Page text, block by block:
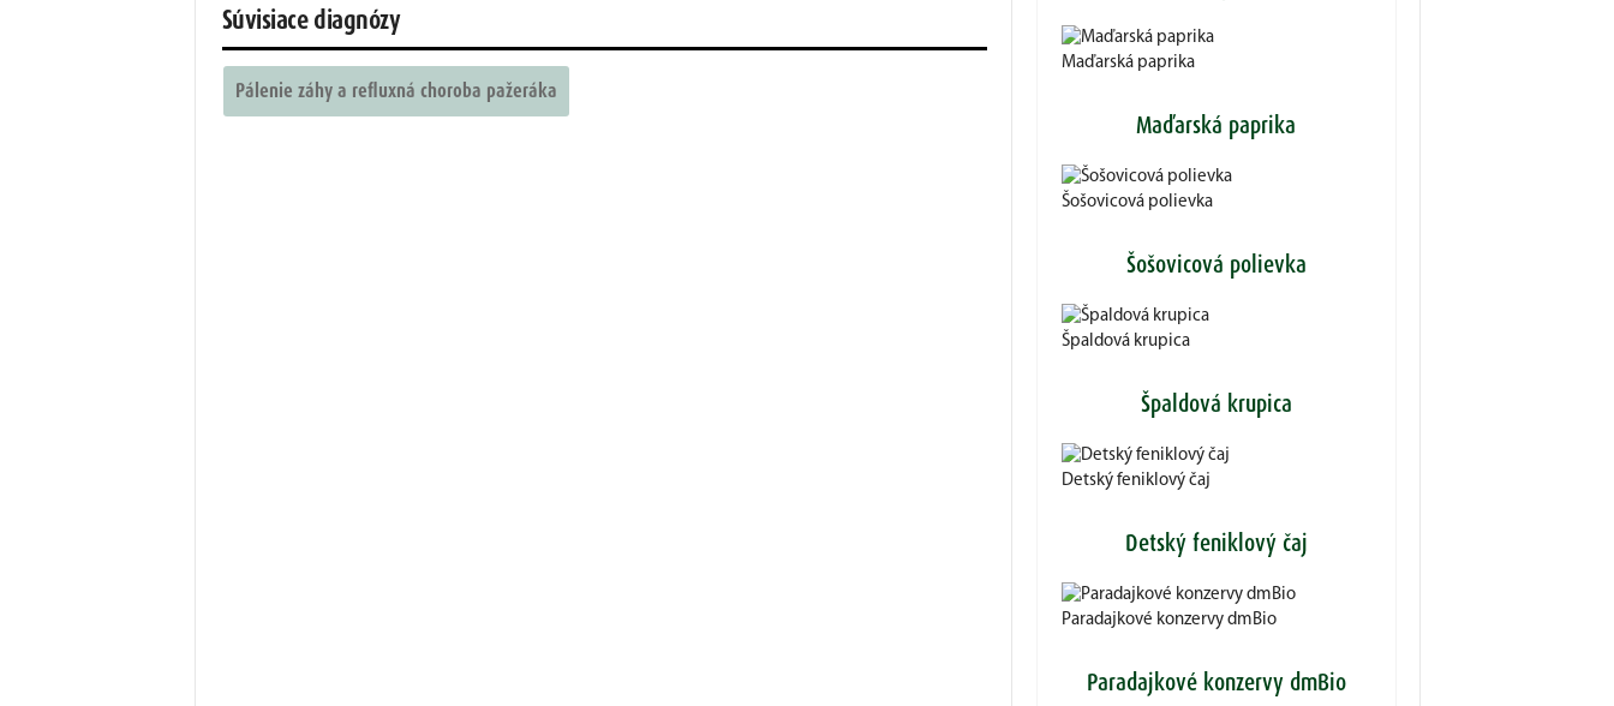
Súvisiace diagnózy
Pálenie záhy a refluxná choroba pažeráka
Maďarská paprika
Maďarská paprika
Šošovicová polievka
Šošovicová polievka
Špaldová krupica
Špaldová krupica
Detský feniklový čaj
Detský feniklový čaj
Paradajkové konzervy dmBio
Paradajkové konzervy dmBio